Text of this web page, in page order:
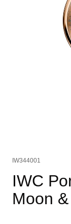
IW344001
IWC
Moon